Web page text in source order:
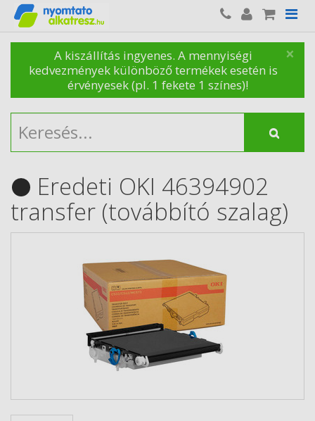
×
A kiszállítás ingyenes. A mennyiségi
kedvezmények különböző termékek esetén is
érvényesek (pl. 1 fekete 1 színes)!
Eredeti OKI 46394902
transfer (továbbító szalag)